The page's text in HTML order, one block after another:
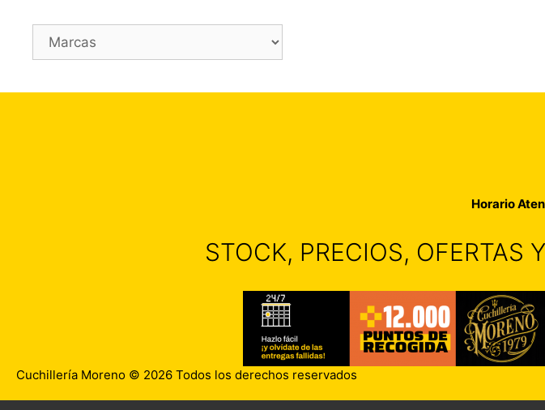
Horario
STOCK, PRECIOS, OFERTAS
Cuchillería Moreno © 2026 Todos los derechos reservados